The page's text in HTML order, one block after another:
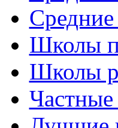
Школы
Школы